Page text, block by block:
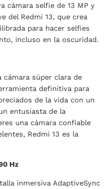
cámara selfie de 13 MP y
del Redmi 13, que crea
para hacer selfies
incluso en la oscuridad.
cámara súper clara de
definitiva para
de la vida con un
entusiasta de la
una cámara confiable
Redmi 13 es la
Hz
inmersiva AdaptiveSync